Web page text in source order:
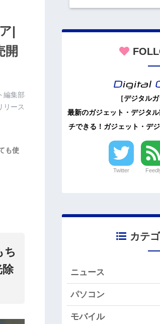
|
開
編集部
リース
も使
ち
除
［デジタル
最新のガジェット・デジタ
チできる！ガジェット・デ
Twitter
カテ
ニュース
パソコン
モバイル